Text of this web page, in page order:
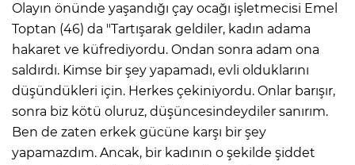
Olayın önünde yaşandığı çay ocağı işletmecisi Emel
Toptan (46) da "Tartışarak geldiler, kadın adama
hakaret ve küfrediyordu. Ondan sonra adam ona
saldırdı. Kimse bir şey yapamadı, evli olduklarını
düşündükleri için. Herkes çekiniyordu. Onlar barışır,
sonra biz kötü oluruz, düşüncesindeydiler sanırım.
Ben de zaten erkek gücüne karşı bir şey
yapamazdım. Ancak, bir kadının o şekilde şiddet